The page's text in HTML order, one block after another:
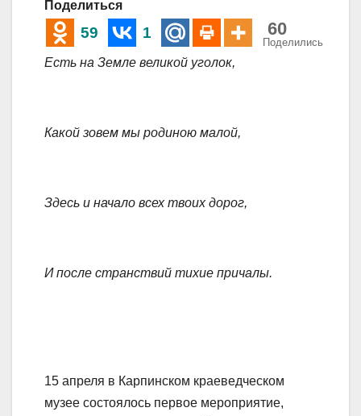
Поделиться
59 1 60
Поделились
Есть на Земле великой уголок,
Какой зовем мы родиною малой,
Здесь и начало всех твоих дорог,
И после странствий тихие причалы.
15 апреля в Карпинском краеведческом
музее состоялось первое мероприятие,